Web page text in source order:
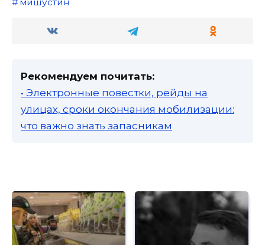
Рекомендуем почитать:
• Электронные повестки, рейды на
улицах, сроки окончания мобилизации:
что важно знать запасникам